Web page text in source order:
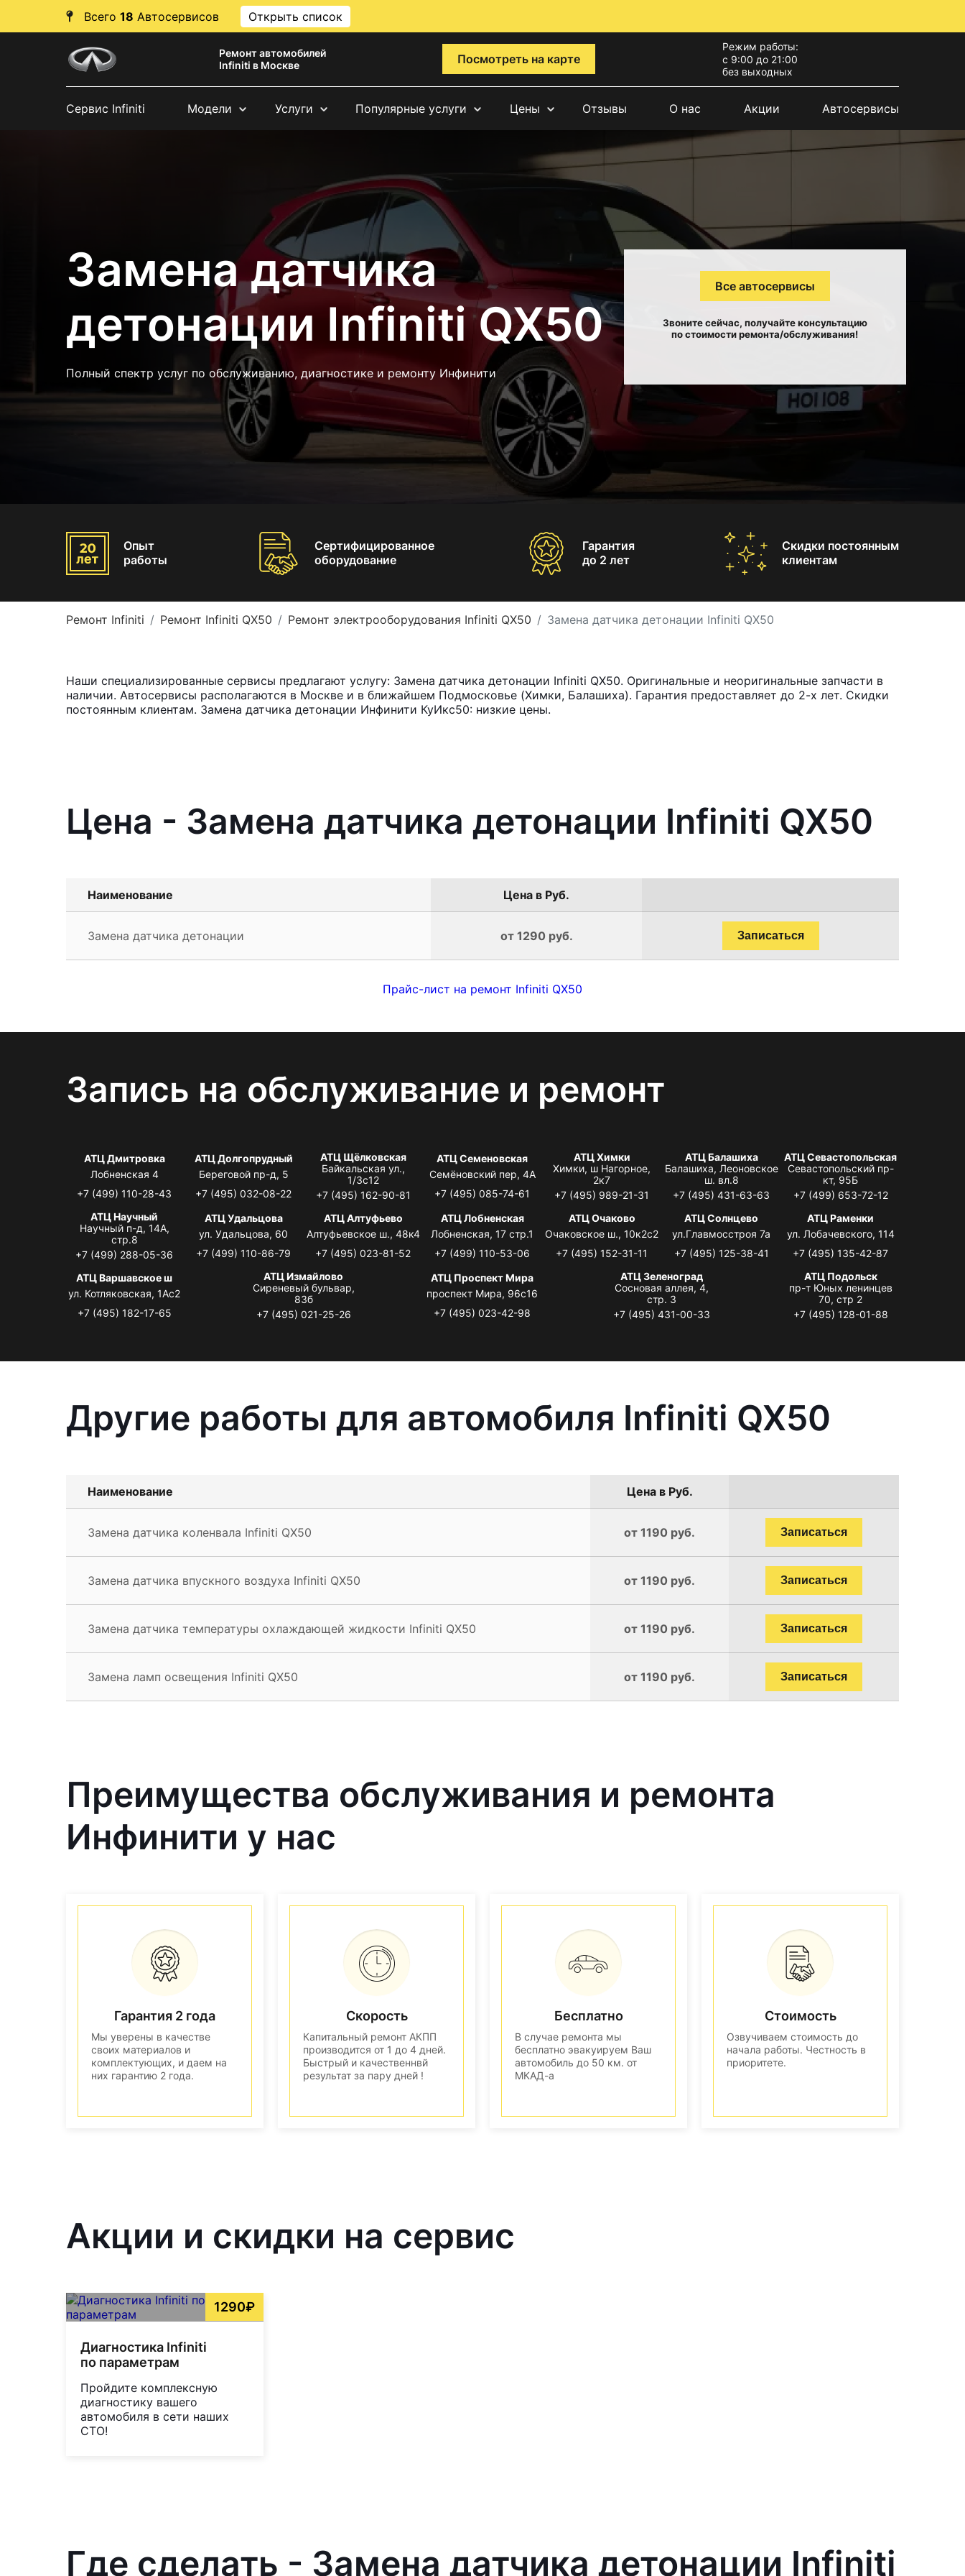
Всего 18 Автосервисов Открыть список
Ремонт автомобилей
Infiniti в Москве
Посмотреть на карте
Режим работы:
с 9:00 до 21:00
без выходных
Сервис Infiniti Модели Услуги Популярные услуги Цены Отзывы О нас Акции Автосервисы
Замена датчика
детонации Infiniti QX50
Полный спектр услуг по обслуживанию, диагностике и ремонту Инфинити
Все автосервисы
Звоните сейчас, получайте консультацию
по стоимости ремонта/обслуживания!
Опыт
работы
Сертифицированное
оборудование
Гарантия
до 2 лет
Скидки постоянным
клиентам
Ремонт Infiniti Ремонт Infiniti QX50 Ремонт электрооборудования Infiniti QX50 Замена датчика детонации Infiniti QX50
Наши специализированные сервисы предлагают услугу: Замена датчика детонации Infiniti QX50. Оригинальные и неоригинальные запчасти в
наличии. Автосервисы располагаются в Москве и в ближайшем Подмосковье (Химки, Балашиха). Гарантия предоставляет до 2-х лет. Скидки
постоянным клиентам. Замена датчика детонации Инфинити КуИкс50: низкие цены.
Цена - Замена датчика детонации Infiniti QX50
Наименование Цена в Руб.
Замена датчика детонации от 1290 руб. Записаться
Прайс-лист на ремонт Infiniti QX50
Запись на обслуживание и ремонт
АТЦ Дмитровка
Лобненская 4
+7 (499) 110-28-43
АТЦ Долгопрудный
Береговой пр-д, 5
+7 (495) 032-08-22
АТЦ Щёлковская
Байкальская ул.,
1/3с12
+7 (495) 162-90-81
АТЦ Семеновская
Семёновский пер, 4А
+7 (495) 085-74-61
АТЦ Химки
Химки, ш Нагорное,
2к7
+7 (495) 989-21-31
АТЦ Балашиха
Балашиха, Леоновское
ш. вл.8
+7 (495) 431-63-63
АТЦ Севастопольская
Севастопольский пр-
кт, 95Б
+7 (499) 653-72-12
АТЦ Научный
Научный п-д, 14А,
стр.8
+7 (499) 288-05-36
АТЦ Удальцова
ул. Удальцова, 60
+7 (499) 110-86-79
АТЦ Алтуфьево
Алтуфьевское ш., 48к4
+7 (495) 023-81-52
АТЦ Лобненская
Лобненская, 17 стр.1
+7 (499) 110-53-06
АТЦ Очаково
Очаковское ш., 10к2с2
+7 (495) 152-31-11
АТЦ Солнцево
ул.Главмосстроя 7а
+7 (495) 125-38-41
АТЦ Раменки
ул. Лобачевского, 114
+7 (495) 135-42-87
АТЦ Варшавское ш
ул. Котляковская, 1Ас2
+7 (495) 182-17-65
АТЦ Измайлово
Сиреневый бульвар,
83б
+7 (495) 021-25-26
АТЦ Проспект Мира
проспект Мира, 96с16
+7 (495) 023-42-98
АТЦ Зеленоград
Сосновая аллея, 4,
стр. 3
+7 (495) 431-00-33
АТЦ Подольск
пр-т Юных ленинцев
70, стр 2
+7 (495) 128-01-88
Другие работы для автомобиля Infiniti QX50
Наименование Цена в Руб.
Замена датчика коленвала Infiniti QX50 от 1190 руб. Записаться
Замена датчика впускного воздуха Infiniti QX50 от 1190 руб. Записаться
Замена датчика температуры охлаждающей жидкости Infiniti QX50 от 1190 руб. Записаться
Замена ламп освещения Infiniti QX50 от 1190 руб. Записаться
Преимущества обслуживания и ремонта
Инфинити у нас
Гарантия 2 года
Мы уверены в качестве
своих материалов и
комплектующих, и даем на
них гарантию 2 года.
Скорость
Капитальный ремонт АКПП
производится от 1 до 4 дней.
Быстрый и качественнвй
результат за пару дней !
Бесплатно
В случае ремонта мы
бесплатно эвакуируем Ваш
автомобиль до 50 км. от
МКАД-а
Стоимость
Озвучиваем стоимость до
начала работы. Честность в
приоритете.
Акции и скидки на сервис
1290₽
Диагностика Infiniti
по параметрам
Пройдите комплексную
диагностику вашего
автомобиля в сети наших
СТО!
Где сделать - Замена датчика детонации Infiniti